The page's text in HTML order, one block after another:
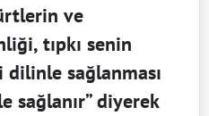
ve
tıpkı senin
sağlanması
sağlanır” diyerek